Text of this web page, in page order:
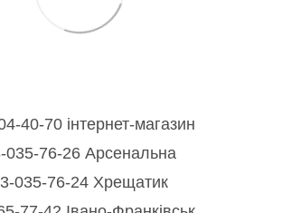
40-70 інтернет-магазин
035-76-26 Арсенальна
035-76-24 Хрещатик